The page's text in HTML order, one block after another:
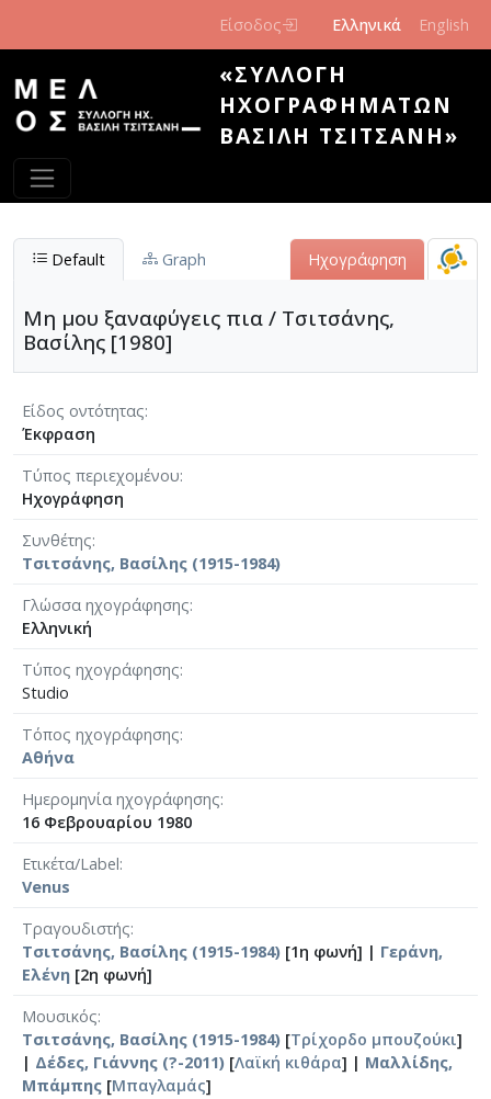
Είσοδος Ελληνικά English
«ΣΥΛΛΟΓΉ
ΗΧΟΓΡΑΦΗΜΆΤΩΝ
ΒΑΣΊΛΗ ΤΣΙΤΣΆΝΗ»
Default Graph Ηχογράφηση
Μη μου ξαναφύγεις πια / Τσιτσάνης,
Βασίλης [1980]
Είδος οντότητας
Έκφραση
Τύπος περιεχομένου
Ηχογράφηση
Συνθέτης
Τσιτσάνης, Βασίλης (1915-1984)
Γλώσσα ηχογράφησης
Ελληνική
Τύπος ηχογράφησης
Studio
Τόπος ηχογράφησης
Αθήνα
Ημερομηνία ηχογράφησης
16 Φεβρουαρίου 1980
Ετικέτα/Label
Venus
Τραγουδιστής
Τσιτσάνης, Βασίλης (1915-1984) [1η φωνή] | Γεράνη,
Ελένη [2η φωνή]
Μουσικός
Τσιτσάνης, Βασίλης (1915-1984) [Τρίχορδο μπουζούκι]
| Δέδες, Γιάννης (?-2011) [Λαϊκή κιθάρα] | Μαλλίδης,
Μπάμπης [Μπαγλαμάς]